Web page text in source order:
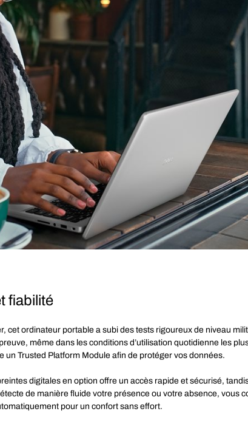
fiabilité
cet ordinateur portable a subi des tests rigoureux de niveau
même dans les conditions d’utilisation quotidienne les
un Trusted Platform Module afin de protéger vos données.
digitales en option offre un accès rapide et sécurisé,
de manière fluide votre présence ou votre absence, vous
pour un confort sans effort.